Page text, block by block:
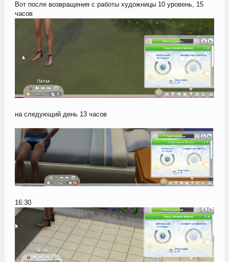
Вот после возвращения с работы художницы 10 уровень, 15
часов
на следующий день 13 часов
16:30